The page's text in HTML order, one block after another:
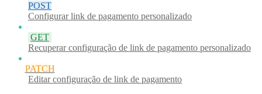
POST
Configurar link de pagamento personalizado
GET
Recuperar configuração de link de pagamento personalizado
PATCH
Editar configuração de link de pagamento